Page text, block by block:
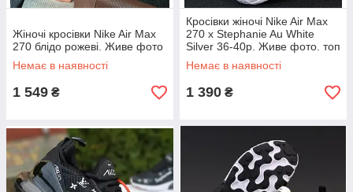
Жіночі кросівки Nike Air Max
270 блідо рожеві. Живе фото
Немає в наявності
1 549 ₴
Кросівки жіночі Nike Air Max
270 x Stephanie Au White
Silver 36-40р. Живе фото. топ
Немає в наявності
1 390 ₴